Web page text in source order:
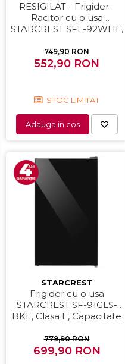
RESIGILAT - Frigider -
Racitor cu o usa
STARCREST SFL-92WHE,
Iluminare interioara,H 83
cm, Alb
749,90 RON
552,90 RON
STOC LIMITAT
Adauga in cos
STARCREST
Frigider cu o usa
STARCREST SF-91GLS-
BKE, Clasa E, Capacitate
H 83 cm, Sticla Neagra
779,90 RON
699,90 RON